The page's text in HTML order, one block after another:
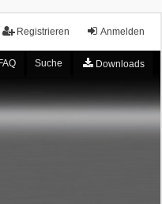
Anmelden
Registrieren
FAQ Suche Downloads